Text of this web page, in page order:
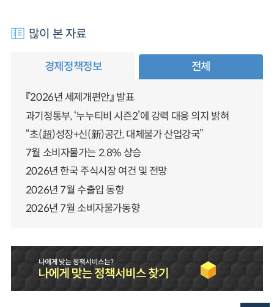
많이 본 자료
경제정책정보 전체
『2026년 세제개편안』 발표
과기정통부, ‘누누티비 시즌2’에 강력 대응 의지 밝혀
“초(超)성장+신(新)공간, 대체불가 산업강국”
7월 소비자물가는 2.8% 상승
2026년 한국 주식시장 여건 및 전망
2026년 7월 수출입 동향
2026년 7월 소비자물가동향